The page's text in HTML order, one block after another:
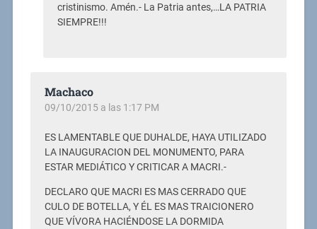
cristinismo. Amén.- La Patria antes,…LA PATRIA
SIEMPRE!!!
Machaco
09/10/2015 a las 1:17 PM
ES LAMENTABLE QUE DUHALDE, HAYA UTILIZADO
LA INAUGURACION DEL MONUMENTO, PARA
ESTAR MEDIÁTICO Y CRITICAR A MACRI.-
DECLARO QUE MACRI ES MAS CERRADO QUE
CULO DE BOTELLA, Y ÉL ES MAS TRAICIONERO
QUE VÍVORA HACIÉNDOSE LA DORMIDA